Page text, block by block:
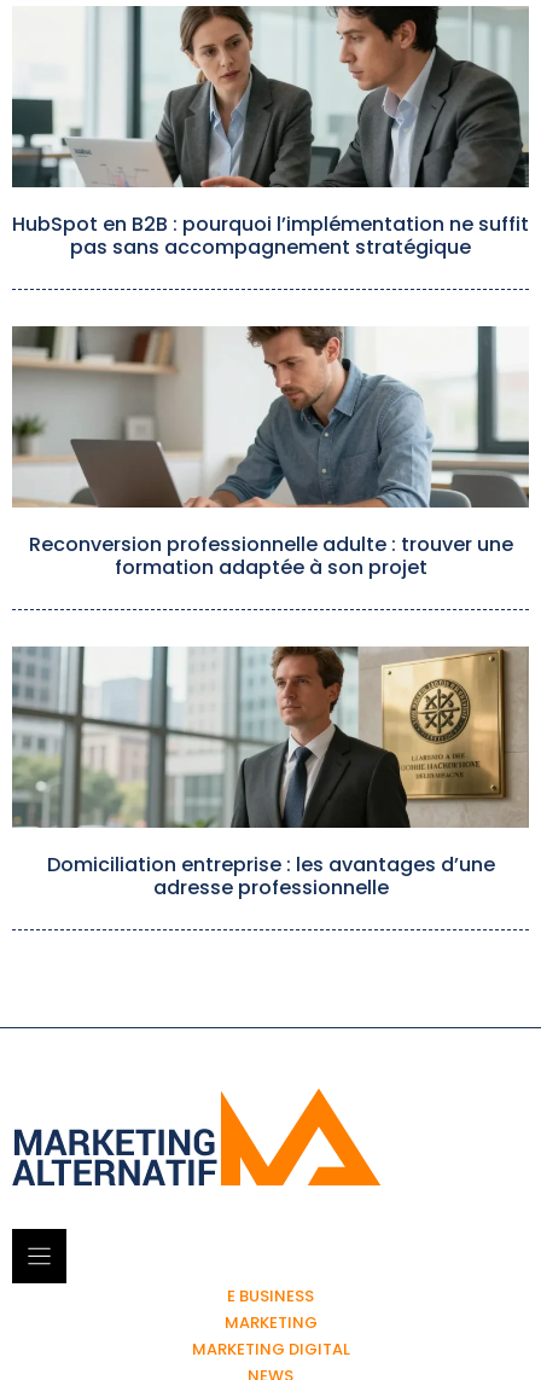
HubSpot en B2B : pourquoi l’implémentation ne suffit
pas sans accompagnement stratégique
Reconversion professionnelle adulte : trouver une
formation adaptée à son projet
Domiciliation entreprise : les avantages d’une
adresse professionnelle
E BUSINESS
MARKETING
MARKETING DIGITAL